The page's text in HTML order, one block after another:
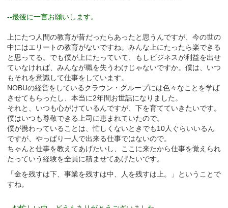
--最後に一言お願いします。
上にたつ人間の教育が昔だったらあったと思うんですが、今の世の
中にはエリートの教育がないですね。みんな上にたったら楽できる
と思ってる。でも僕が上にたっていて、もしビジネスが利益を出せ
ていなければ、みんなが職を失うわけじゃないですか。僕は、いつ
もそれを意識して仕事をしています。
NOBUの経営をしているクラウン・グループには色々なことを学ば
させてもらったし、本当に2年間お世話になりました。
それと、いつも心がけているんですが、下を育てていきたいです。
僕はいつも尊敬できる上司に恵まれていたので。
僕が携わっていることは、忙しくないときでも10人ぐらいいるん
ですが、やっぱり一人で出来る仕事ではないので。
ちゃんと仕事を教えてあげたいし、ここに来たから仕事を覚えられ
たっていう経験を全員に積ませてあげたいです。
「金を残すは下、事業を残すは中、人を残すは上。」ということで
すね。